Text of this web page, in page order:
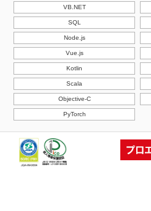
VB.NET
SQL
Node.js
Vue.js
Kotlin
Scala
Objective-C
PyTorch